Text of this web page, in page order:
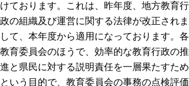
けております。これは、昨年度、地方教育行
政の組織及び運営に関する法律が改正されま
して、本年度から適用になっております。各
教育委員会のほうで、効率的な教育行政の推
進と県民に対する説明責任を一層果たすため
という目的で、教育委員会の事務の点検評価